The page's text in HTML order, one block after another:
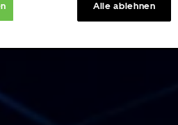
Alle ablehnen